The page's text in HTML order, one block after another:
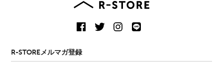
R-STOREメルマガ登録